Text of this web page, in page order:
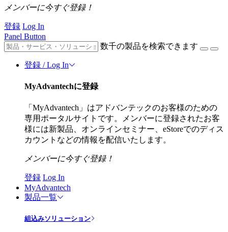
メンバーに今すぐ登録！
登録 Log In
Panel Button
数千の製品を検索できます
登録 / Log In
MyAdvantechに登録
「MyAdvantech」はアドバンテックのお客様のための
専用ポータルサイトです。メンバーに登録されたお客
様には新製品、オンラインセミナー、eStoreでのディス
カウントなどの情報を配信いたします。
メンバーに今すぐ登録！
登録 Log In
MyAdvantech
製品一覧
組込みソリューション